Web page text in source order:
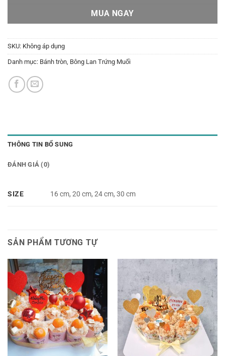
MUA NGAY
SKU: Không áp dụng
Danh mục: Bánh tròn Bông Lan Trứng Muối
THÔNG TIN BỔ SUNG
ĐÁNH GIÁ (0)
SIZE 16 cm, 20 cm, 24 cm, 30 cm
SẢN PHẨM TƯƠNG TỰ